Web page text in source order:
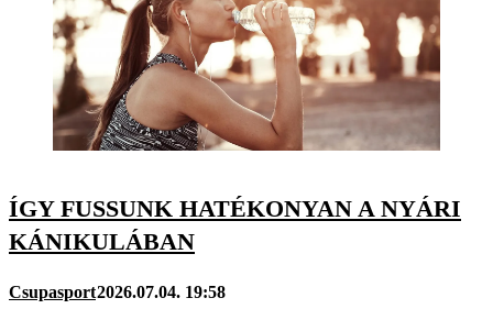
ÍGY FUSSUNK HATÉKONYAN A NYÁRI
KÁNIKULÁBAN
Csupasport2026.07.04. 19:58